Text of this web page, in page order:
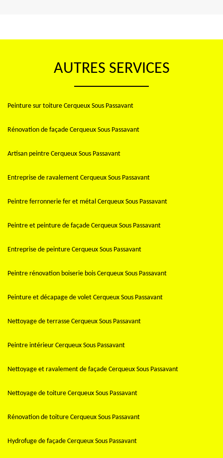
AUTRES SERVICES
Peinture sur toiture Cerqueux Sous Passavant
Rénovation de façade Cerqueux Sous Passavant
Artisan peintre Cerqueux Sous Passavant
Entreprise de ravalement Cerqueux Sous Passavant
Peintre ferronnerie fer et métal Cerqueux Sous Passavant
Peintre et peinture de façade Cerqueux Sous Passavant
Entreprise de peinture Cerqueux Sous Passavant
Peintre rénovation boiserie bois Cerqueux Sous Passavant
Peinture et décapage de volet Cerqueux Sous Passavant
Nettoyage de terrasse Cerqueux Sous Passavant
Peintre intérieur Cerqueux Sous Passavant
Nettoyage et ravalement de façade Cerqueux Sous Passavant
Nettoyage de toiture Cerqueux Sous Passavant
Rénovation de toiture Cerqueux Sous Passavant
Hydrofuge de façade Cerqueux Sous Passavant